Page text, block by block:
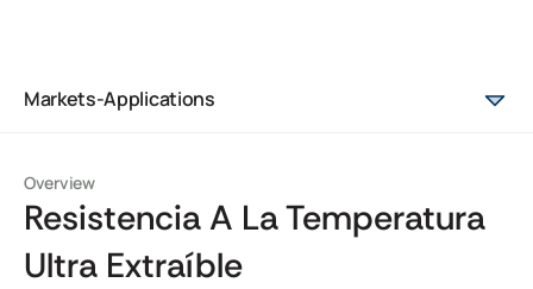
Markets-Applications
Overview
Resistencia A La Temperatura
Ultra Extraíble